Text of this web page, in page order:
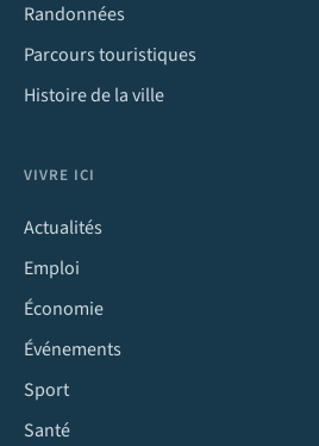
Randonnées
Parcours touristiques
Histoire de la ville
VIVRE ICI
Actualités
Emploi
Économie
Événements
Sport
Santé